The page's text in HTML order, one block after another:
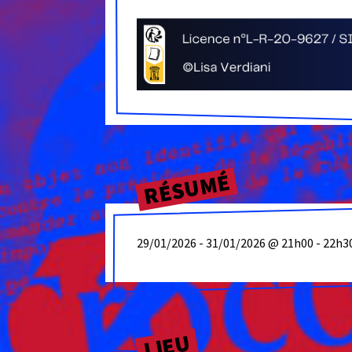
RÉSUMÉ
29/01/2026 - 31/01/2026 @ 21h00 -